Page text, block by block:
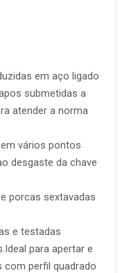
em aço ligado
submetidas a
atender a norma
vários pontos
desgaste da chave
porcas sextavadas
e testadas
para apertar e
perfil quadrado